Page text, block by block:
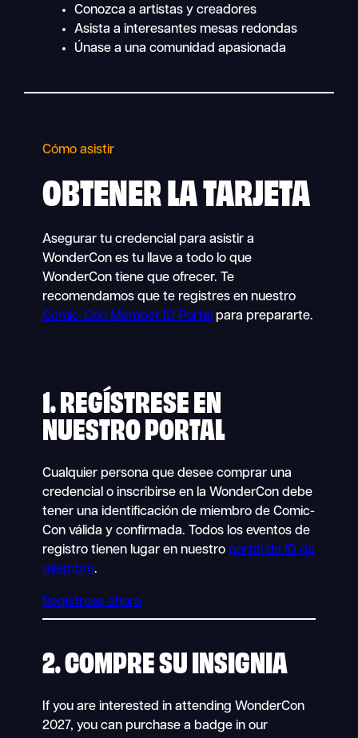
Conozca a artistas y creadores
Asista a interesantes mesas redondas
Únase a una comunidad apasionada
Cómo asistir
OBTENER LATARJETA
Asegurar tu credencial para asistir a
WonderCon es tu llave a todo lo que
WonderCon tiene que ofrecer. Te
recomendamos que te registres en nuestro
Comic-Con Member ID Portal para prepararte.
1. REGÍSTRESE EN
NUESTRO PORTAL
Cualquier persona que desee comprar una
credencial o inscribirse en la WonderCon debe
tener una identificación de miembro de Comic-
Con válida y confirmada. Todos los eventos de
registro tienen lugar en nuestro portal de ID de
miembro.
Regístrese ahora
2. COMPRE SU INSIGNIA
If you are interested in attending WonderCon
2027, you can purchase a badge in our